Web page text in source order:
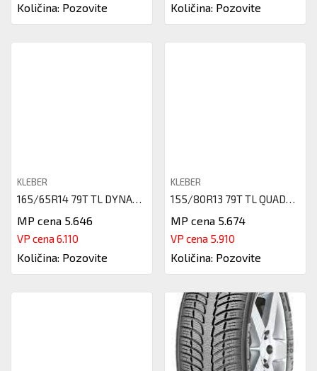
Količina: Pozovite Količina: Pozovite
KLEBER
165/65R14 79T TL DYNAXER HP4 D
MP cena 5.646
VP cena 6.110
Količina: Pozovite
KLEBER
155/80R13 79T TL QUADRAXER2 KL
MP cena 5.674
VP cena 5.910
Količina: Pozovite